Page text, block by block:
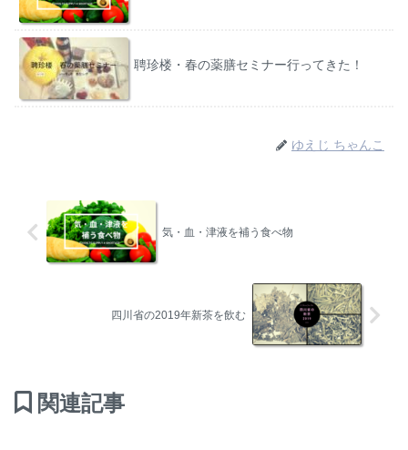
聘珍楼・春の薬膳セミナー行ってきた！
ゆえじ ちゃんこ
気・血・津液を補う食べ物
四川省の2019年新茶を飲む
関連記事